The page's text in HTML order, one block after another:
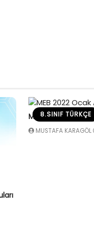
8.SINIF TÜRKÇE
MEB 2022 Ocak
MUSTAFA KARAGÖL